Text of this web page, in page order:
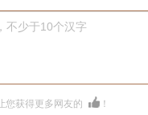
不少于10个汉字
您获得更多网友的 ！